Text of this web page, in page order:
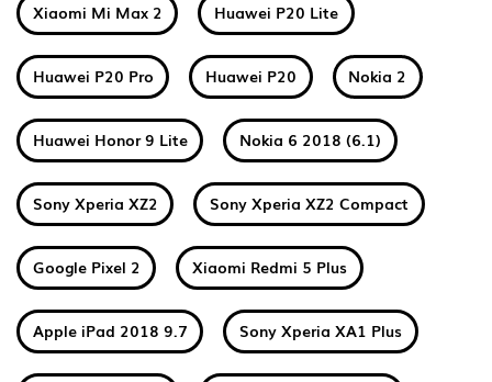
Xiaomi Mi Max 2 Huawei P20 Lite
Huawei P20 Pro Huawei P20 Nokia 2
Huawei Honor 9 Lite Nokia 6 2018 (6.1)
Sony Xperia XZ2 Sony Xperia XZ2 Compact
Google Pixel 2 Xiaomi Redmi 5 Plus
Apple iPad 2018 9.7 Sony Xperia XA1 Plus